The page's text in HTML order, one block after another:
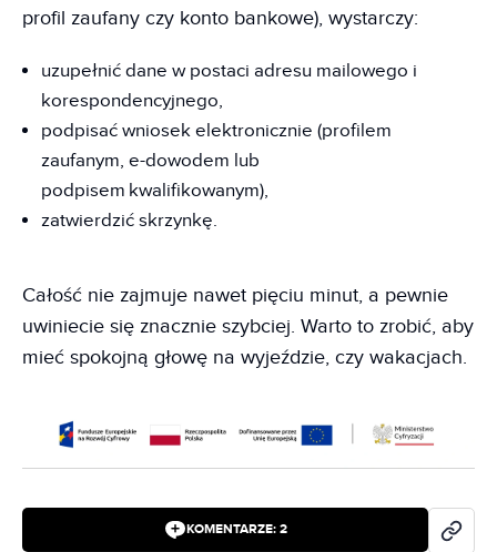
profil zaufany czy konto bankowe), wystarczy:
uzupełnić dane w postaci adresu mailowego i
korespondencyjnego,
podpisać wniosek elektronicznie (profilem
zaufanym, e-dowodem lub
podpisem kwalifikowanym),
zatwierdzić skrzynkę.
Całość nie zajmuje nawet pięciu minut, a pewnie
uwiniecie się znacznie szybciej. Warto to zrobić, aby
mieć spokojną głowę na wyjeździe, czy wakacjach.
KOMENTARZE: 2